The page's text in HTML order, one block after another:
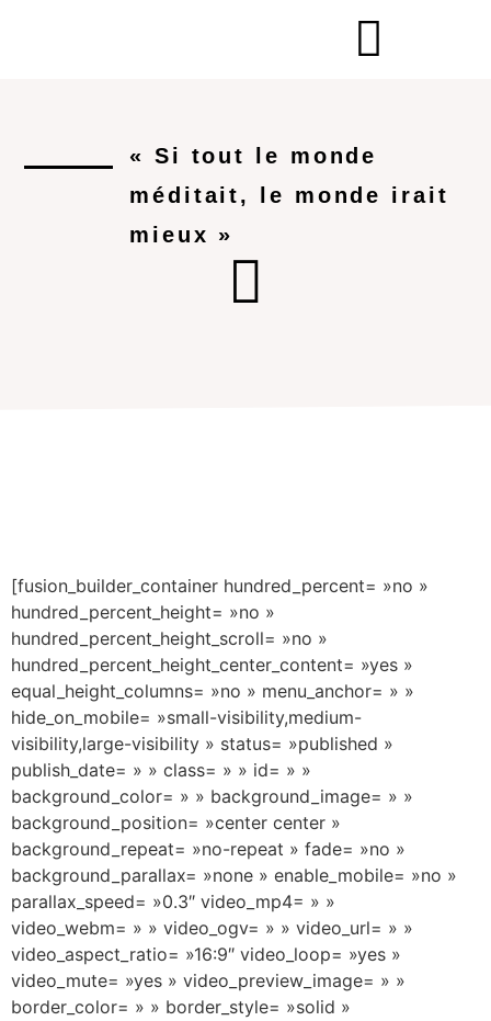
« Si tout le monde
méditait, le monde irait
mieux »
[fusion_builder_container hundred_percent= »no »
hundred_percent_height= »no »
hundred_percent_height_scroll= »no »
hundred_percent_height_center_content= »yes »
equal_height_columns= »no » menu_anchor= » »
hide_on_mobile= »small-visibility,medium-
visibility,large-visibility » status= »published »
publish_date= » » class= » » id= » »
background_color= » » background_image= » »
background_position= »center center »
background_repeat= »no-repeat » fade= »no »
background_parallax= »none » enable_mobile= »no »
parallax_speed= »0.3″ video_mp4= » »
video_webm= » » video_ogv= » » video_url= » »
video_aspect_ratio= »16:9″ video_loop= »yes »
video_mute= »yes » video_preview_image= » »
border_color= » » border_style= »solid »